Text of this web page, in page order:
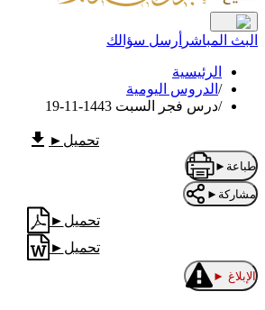
البث المباشر أرسل سؤالك
الرئيسية
/ الدروس اليومية
/درس فجر السبت 1443-11-19
تحميل ►
طباعة ►
مشاركة ►
تحميل ►
تحميل ►
الإبلاغ ►